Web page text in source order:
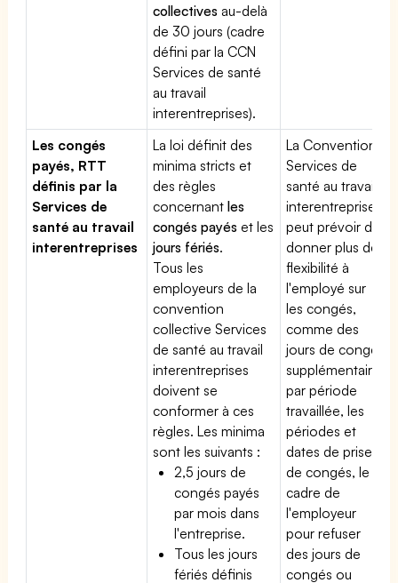
collectives au-delà
de 30 jours (cadre
défini par la CCN
Services de santé
au travail
interentreprises).
Les congés
payés, RTT
définis par la
Services de
santé au travail
interentreprises
La loi définit des
minima stricts et
des règles
concernantles
congés payés et les
jours fériés.
Tous les
employeurs de la
convention
collective Services
de santé au travail
interentreprises
doivent se
conformer à ces
règles. Les minima
sont les suivants :
2,5 jours de
congés payés
par mois dans
l'entreprise.
Tous les jours
fériés définis
La Convention
Services de
santé au travail
interentreprises
peut prévoir de
donner plus de
flexibilité à
l'employé sur
les congés,
comme des
jours de congé
supplémentaires
par période
travaillée, les
périodes et
dates de prise
de congés, le
cadre de
l'employeur
pour refuser
des jours de
congés ou